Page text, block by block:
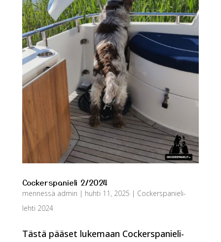
Cockerspanieli 2/2024
mennessä admin | huhti 11, 2025 | Cockerspanieli-
lehti 2024
Tästä pääset lukemaan Cockerspanieli-